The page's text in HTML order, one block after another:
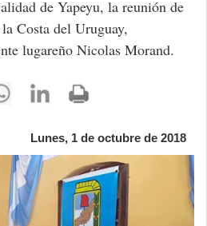
de Yapeyu, la reunión de
Costa del Uruguay,
lugareño Nicolas Morand.
Lunes, 1 de octubre de 2018